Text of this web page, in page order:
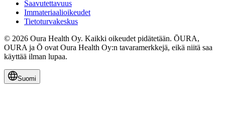
Saavutettavuus
Immateriaalioikeudet
Tietoturvakeskus
© 2026 Oura Health Oy. Kaikki oikeudet pidätetään. ŌURA,
OURA ja Ō ovat Oura Health Oy:n tavaramerkkejä, eikä niitä saa
käyttää ilman lupaa.
Suomi